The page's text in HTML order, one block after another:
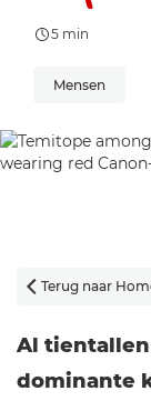
5 min
Mensen
 Terug naar
Al
dominante